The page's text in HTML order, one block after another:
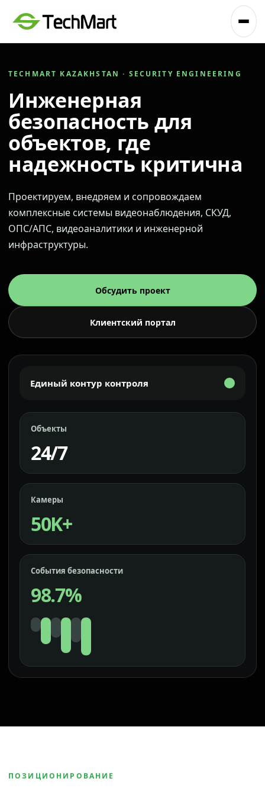
TECHMART KAZAKHSTAN · SECURITY ENGINEERING
Инженерная
безопасность для
объектов, где
надежность критична
Проектируем, внедряем и сопровождаем
комплексные системы видеонаблюдения, СКУД,
ОПС/АПС, видеоаналитики и инженерной
инфраструктуры.
Обсудить проект
Клиентский портал
Единый контур контроля
Объекты
24/7
Камеры
50K+
События безопасности
98.7%
ПОЗИЦИОНИРОВАНИЕ